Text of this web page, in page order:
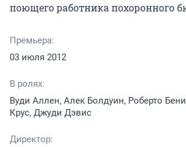
поющего работника похоронного
Премьера:
03 июля 2012
В ролях:
Вуди Аллен, Алек Болдуин, Роберто
Крус, Джуди Дэвис
Директор: